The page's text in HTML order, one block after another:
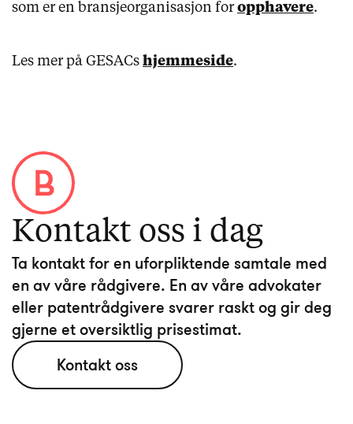
som er en bransjeorganisasjon foropphavere.
Les mer på GESACs hjemmeside.
Kontakt oss i dag
Ta kontakt for en uforpliktende samtale med
en av våre rådgivere. En av våre advokater
eller patentrådgivere svarer raskt og gir deg
Kontakt oss